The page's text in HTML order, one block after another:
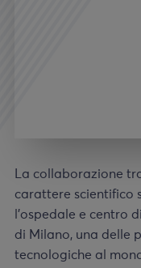
La collaborazione
carattere scientifico
l’ospedale e centro
di Milano, una delle
tecnologiche al